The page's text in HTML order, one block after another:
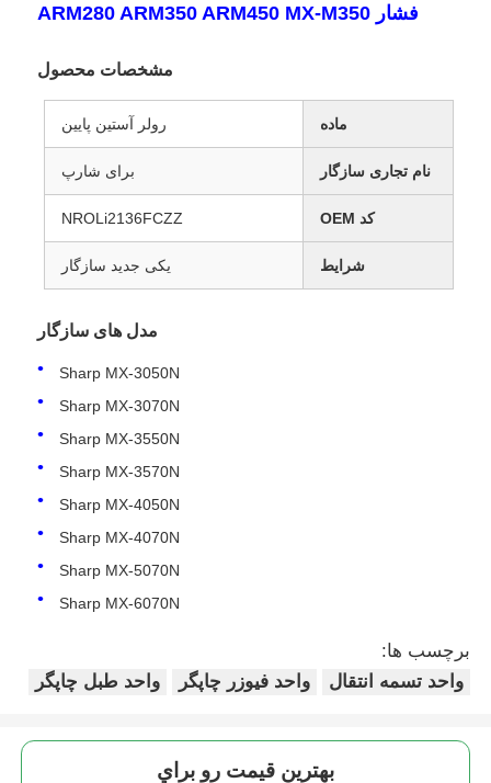
فشار ARM280 ARM350 ARM450 MX-M350
مشخصات محصول
ماده رولر آستین پایین
نام تجاری سازگار برای شارپ
کد OEM NROLi2136FCZZ
شرایط یکی جدید سازگار
مدل های سازگار
Sharp MX-3050N
Sharp MX-3070N
Sharp MX-3550N
Sharp MX-3570N
Sharp MX-4050N
Sharp MX-4070N
Sharp MX-5070N
Sharp MX-6070N
برچسب ها:
واحد تسمه انتقال
واحد فیوزر چاپگر واحد طبل چاپگر
بهترين قيمت رو براي